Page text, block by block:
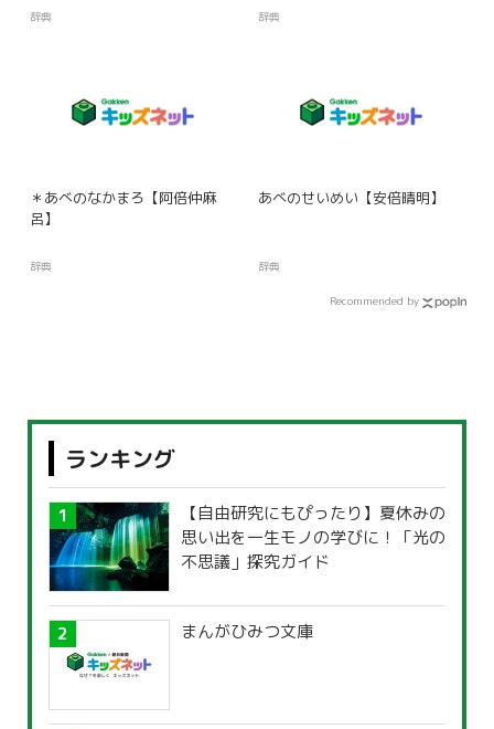
辞典 辞典
＊あべのなかまろ【阿倍仲麻
呂】
辞典
あべのせいめい【安倍晴明】
辞典
Recommended by
ランキング
【自由研究にもぴったり】夏休みの
思い出を一生モノの学びに！「光の
不思議」探究ガイド
まんがひみつ文庫